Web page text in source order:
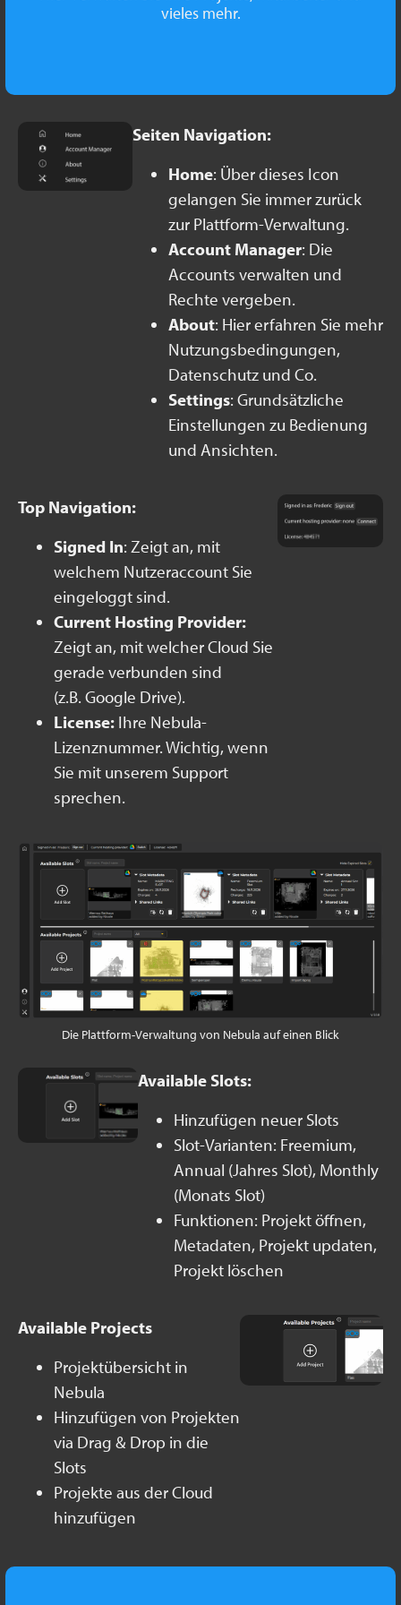
vieles mehr.
Seiten Navigation:
Home: Über dieses Icon
gelangen Sie immer zurück
zur Plattform-Verwaltung.
Account Manager: Die
Accounts verwalten und
Rechte vergeben.
About: Hier erfahren Sie mehr
Nutzungsbedingungen,
Datenschutz und Co.
Settings: Grundsätzliche
Einstellungen zu Bedienung
und Ansichten.
Top Navigation:
Signed In: Zeigt an, mit
welchem Nutzeraccount Sie
eingeloggt sind.
Current Hosting Provider:
Zeigt an, mit welcher Cloud Sie
gerade verbunden sind
(z.B. Google Drive).
License: Ihre Nebula-
Lizenznummer. Wichtig, wenn
Sie mit unserem Support
sprechen.
Die Plattform-Verwaltung von Nebula auf einen Blick
Available Slots:
Hinzufügen neuer Slots
Slot-Varianten: Freemium,
Annual (Jahres Slot), Monthly
(Monats Slot)
Funktionen: Projekt öffnen,
Metadaten, Projekt updaten,
Projekt löschen
Available Projects
Projektübersicht in
Nebula
Hinzufügen von Projekten
via Drag & Drop in die
Slots
Projekte aus der Cloud
hinzufügen